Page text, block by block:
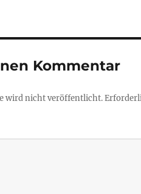
Kommentar
wird nicht veröffentlicht.